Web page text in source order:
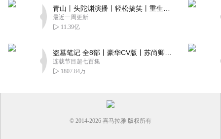
最近一周更新
11.39亿
连载节目超七百集
1807.84万
© 2014-2026 喜马拉雅 版权所有